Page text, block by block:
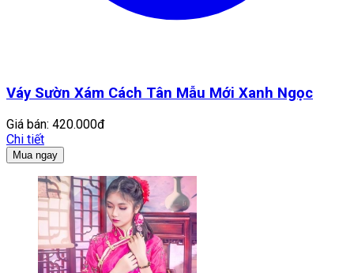
Váy Sườn Xám Cách Tân Mẫu Mới Xanh Ngọc
Giá bán: 420.000đ
Chi tiết
Mua ngay